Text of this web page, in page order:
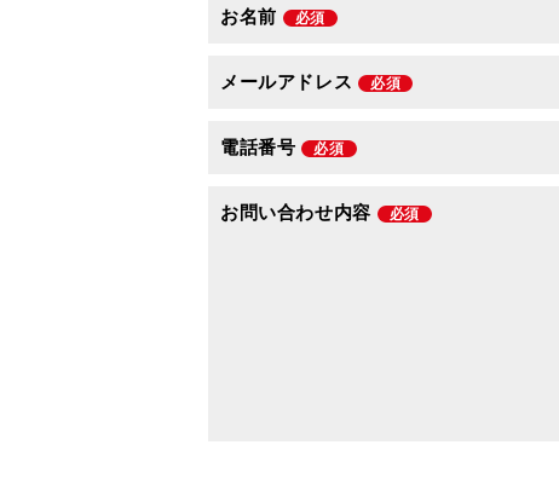
お名前 必須
メールアドレス 必須
電話番号 必須
お問い合わせ内容 必須